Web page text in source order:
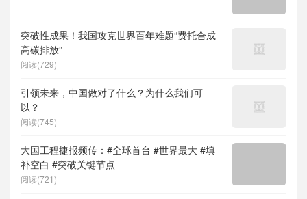
突破性成果！我国攻克世界百年难题“费托合成
高碳排放”
阅读(729)
引领未来，中国做对了什么？为什么我们可
以？
阅读(745)
大国工程捷报频传：#全球首台 #世界最大 #填
补空白 #突破关键节点
阅读(721)